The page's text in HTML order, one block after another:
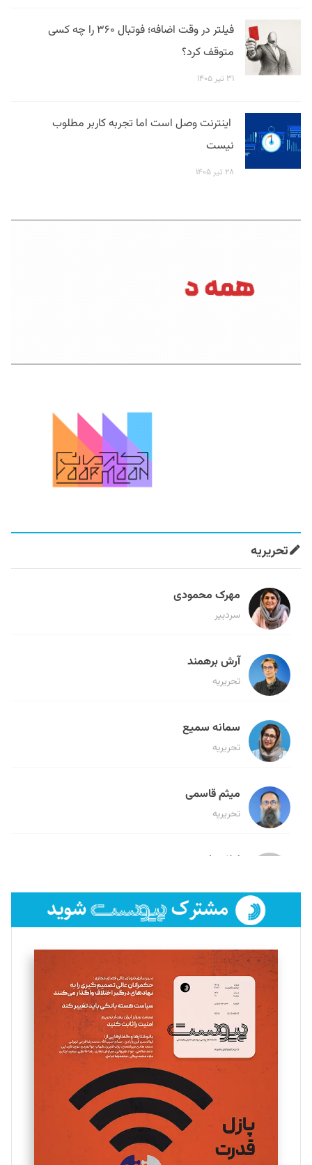
فیلتر در وقت اضافه؛ فوتبال ۳۶۰ را چه کسی
متوقف کرد؟
۳۱ تیر ۱۴۰۵
اینترنت وصل است اما تجربه کاربر مطلوب
نیست
۲۸ تیر ۱۴۰۵
تحریریه
مهرک محمودی
سردبیر
آرش برهمند
تحریریه
سمانه سمیع
تحریریه
میثم قاسمی
تحریریه
لیلا حنارود
فائزه فتحی رستمی
تحریریه
سروش کرمیان
تحریریه
مینا پاکدل
یسنا امان‌پور
تحریریه